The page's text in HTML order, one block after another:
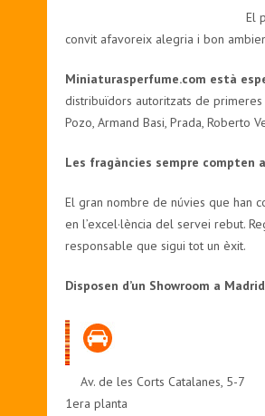
El
convit afavoreix alegria i bon
Miniaturasperfume.com està
distribuïdors autoritzats de primeres
Pozo, Armand Basi, Prada, Roberto
Les fragàncies sempre compten
El gran nombre de núvies que han
en l’excel·lència del servei rebut.
responsable que sigui tot un èxit.
Disposen d’un Showroom a
Av. de les Corts Catalanes, 5-7
1era planta